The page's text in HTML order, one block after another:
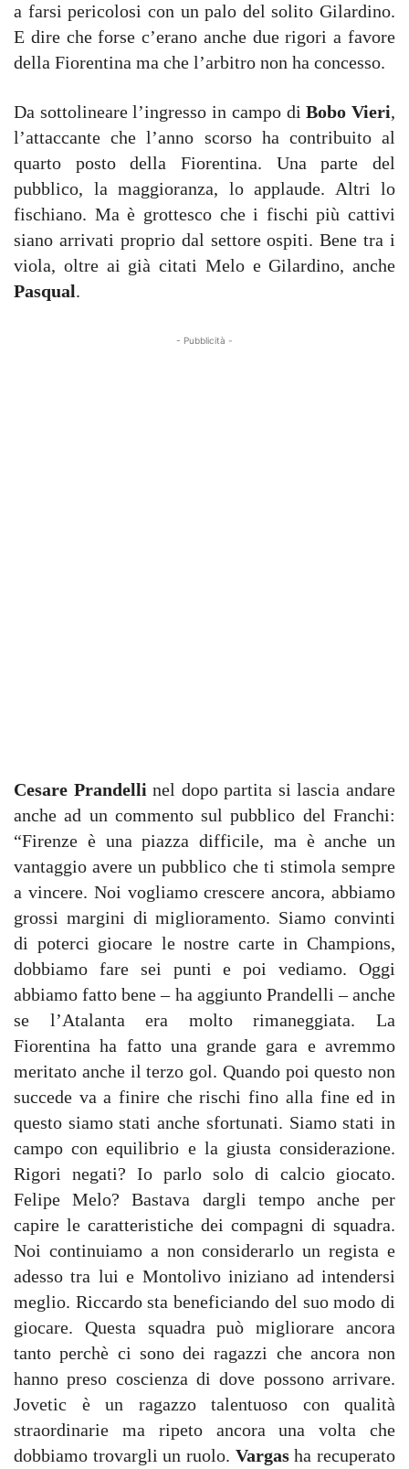
a farsi pericolosi con un palo del solito Gilardino.
E dire che forse c’erano anche due rigori a favore
della Fiorentina ma che l’arbitro non ha concesso.
Da sottolineare l’ingresso in campo di Bobo Vieri,
l’attaccante che l’anno scorso ha contribuito al
quarto posto della Fiorentina. Una parte del
pubblico, la maggioranza, lo applaude. Altri lo
fischiano. Ma è grottesco che i fischi più cattivi
siano arrivati proprio dal settore ospiti. Bene tra i
viola, oltre ai già citati Melo e Gilardino, anche
Pasqual.
- Pubblicità -
Cesare Prandelli nel dopo partita si lascia andare
anche ad un commento sul pubblico del Franchi:
“Firenze è una piazza difficile, ma è anche un
vantaggio avere un pubblico che ti stimola sempre
a vincere. Noi vogliamo crescere ancora, abbiamo
grossi margini di miglioramento. Siamo convinti
di poterci giocare le nostre carte in Champions,
dobbiamo fare sei punti e poi vediamo. Oggi
abbiamo fatto bene – ha aggiunto Prandelli – anche
se l’Atalanta era molto rimaneggiata. La
Fiorentina ha fatto una grande gara e avremmo
meritato anche il terzo gol. Quando poi questo non
succede va a finire che rischi fino alla fine ed in
questo siamo stati anche sfortunati. Siamo stati in
campo con equilibrio e la giusta considerazione.
Rigori negati? Io parlo solo di calcio giocato.
Felipe Melo? Bastava dargli tempo anche per
capire le caratteristiche dei compagni di squadra.
Noi continuiamo a non considerarlo un regista e
adesso tra lui e Montolivo iniziano ad intendersi
meglio. Riccardo sta beneficiando del suo modo di
giocare. Questa squadra può migliorare ancora
tanto perchè ci sono dei ragazzi che ancora non
hanno preso coscienza di dove possono arrivare.
Jovetic è un ragazzo talentuoso con qualità
straordinarie ma ripeto ancora una volta che
dobbiamo trovargli un ruolo. Vargasha recuperato